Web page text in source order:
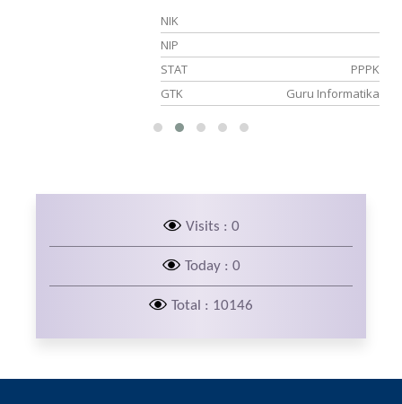
NIK
NIP
STAT
PPPK
GTK
Guru Informatika
Visits : 0
Today : 0
Total : 10146